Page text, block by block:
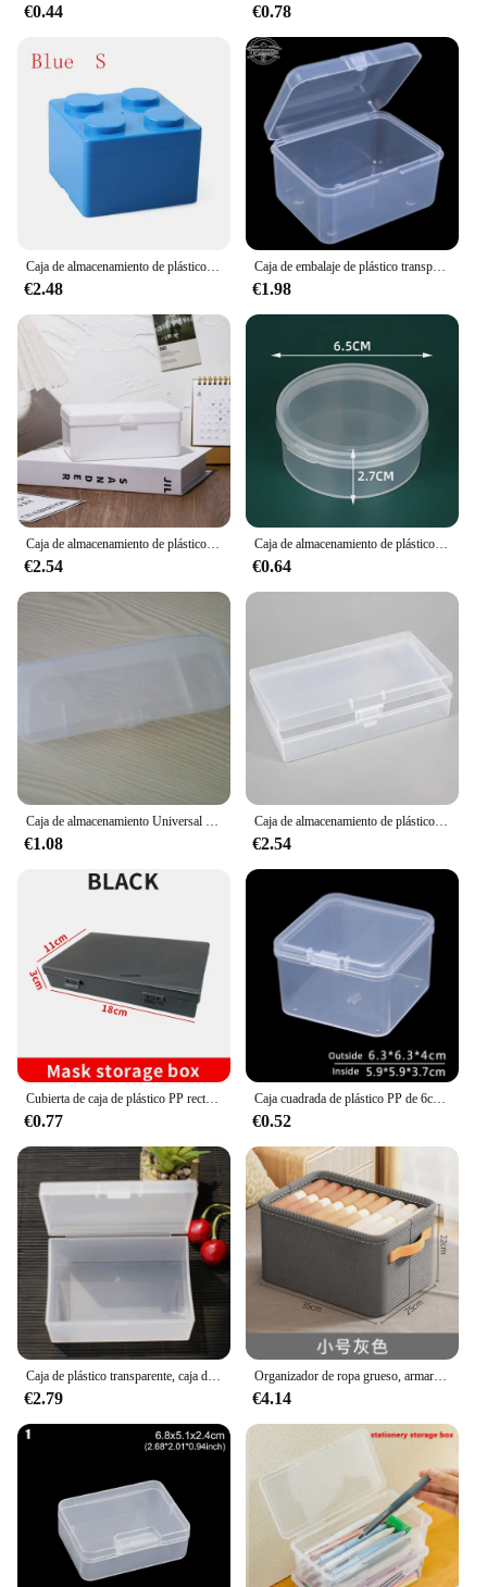
€0.44 €0.78
Caja de almacenamiento de plástico con formas de bloques de construcción, contenedor de escritorio superpuesto, suministros para casa de oficina, nuevo, creativo
€2.48
Caja de embalaje de plástico transparente, almacenamiento de chips, Material PP, 8,2x6,2x4,7 cm, 1 unidad
€1.98
Caja de almacenamiento de plástico a prueba de polvo, caja de recogida de fotos, tapa abatible, soporte de imagen, papelería, color blanco, nuevo
€2.54
Caja de almacenamiento de plástico transparente multiusos, forma Rectangular pequeña con tapa para almacenar joyas, estuche para diadema, contenedor
€0.64
Caja de almacenamiento Universal para afeitadora para hombre, caja con asa, caja de plástico totalmente transparente, cajas para afeitar, caja de afeitado PP ecológica de alta calidad
€1.08
Caja de almacenamiento de plástico para escritorio, Organizador a presión de papelería, estuche de herramientas de arte, caja de pegatinas, contenedor de almacenamiento transparente
€2.54
Cubierta de caja de plástico PP rectangular, caja de almacenamiento de máscara opaca negra, caja de herramientas accesoria, caja de embalaje
€0.77
Caja cuadrada de plástico PP de 6cm, caja de almacenamiento de muestras de herramientas de hardware, cantidad 1 unidad
€0.52
€2.79
Organizador de ropa grueso, armario de almacenamiento de pantalones, suéteres, cajones, caja de almacenamiento de Jeans
€4.14